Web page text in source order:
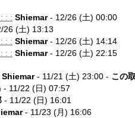
: : Shiemar- 12/26 (土) 00:00
26 (土) 13:13
: : Shiemar- 12/26 (土) 14:14
: : Shiemar- 12/26 (土) 22:15
Shiemar- 11/21 (土) 23:00 - この
- 11/22 (日) 07:57
- 11/22 (日) 16:01
- 11/23 (月) 16:06